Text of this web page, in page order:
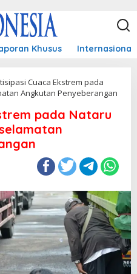
Khusus Internasional
Cuaca Ekstrem pada
Angkutan Penyeberangan
pada Nataru